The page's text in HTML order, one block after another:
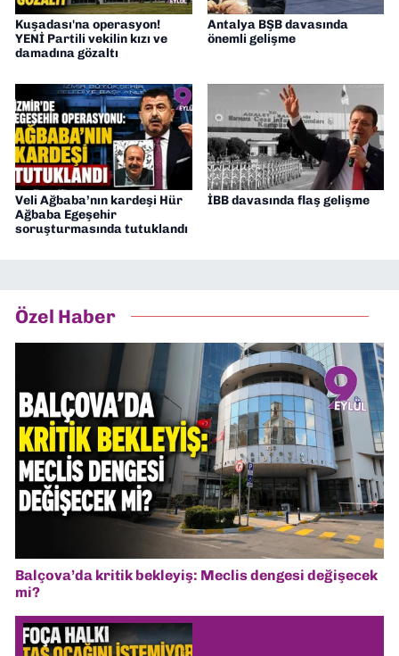
Kuşadası'na operasyon!
YENİ Partili vekilin kızı ve
damadına gözaltı
Antalya BŞB davasında
önemli gelişme
Veli Ağbaba’nın kardeşi Hür
Ağbaba Egeşehir
soruşturmasında tutuklandı
İBB davasında flaş gelişme
Özel Haber
Balçova’da kritik bekleyiş: Meclis dengesi değişecek
mi?